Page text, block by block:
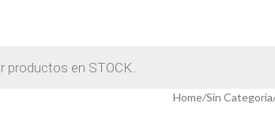
Home Sin Categoría